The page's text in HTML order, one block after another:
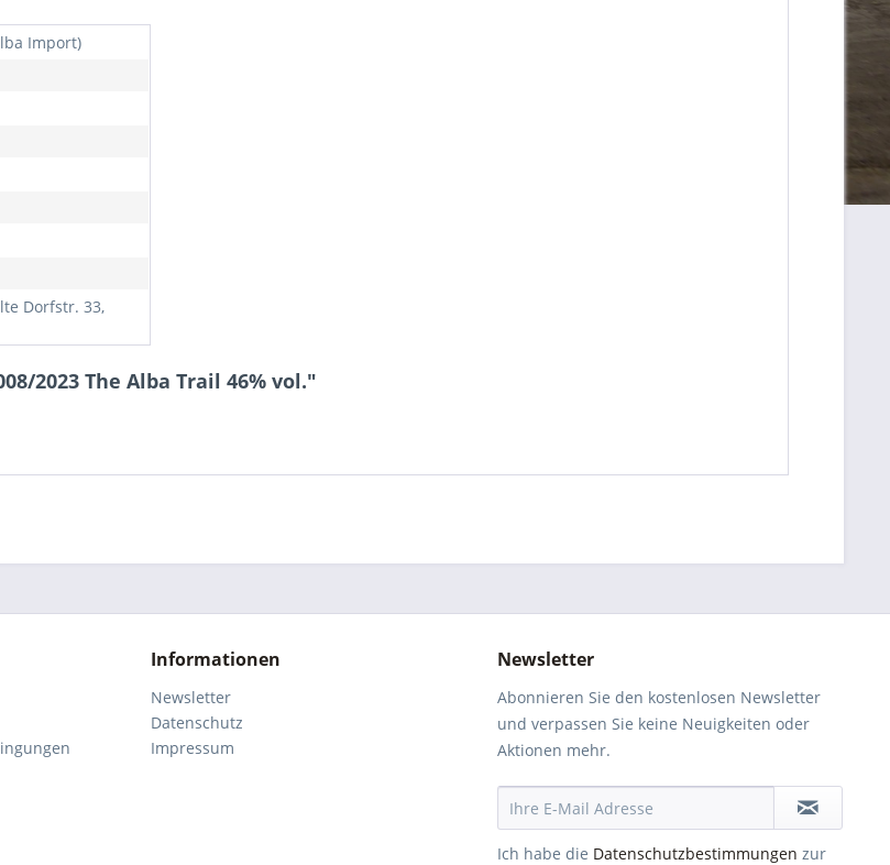
Import)
Dorfstr. 33,
2023 The Alba Trail 46% vol."
Informationen
Newsletter
Datenschutz
Impressum
Newsletter
Abonnieren Sie den kostenlosen Newsletter
und verpassen Sie keine Neuigkeiten oder
Aktionen mehr.
Ich habe die Datenschutzbestimmungen zur